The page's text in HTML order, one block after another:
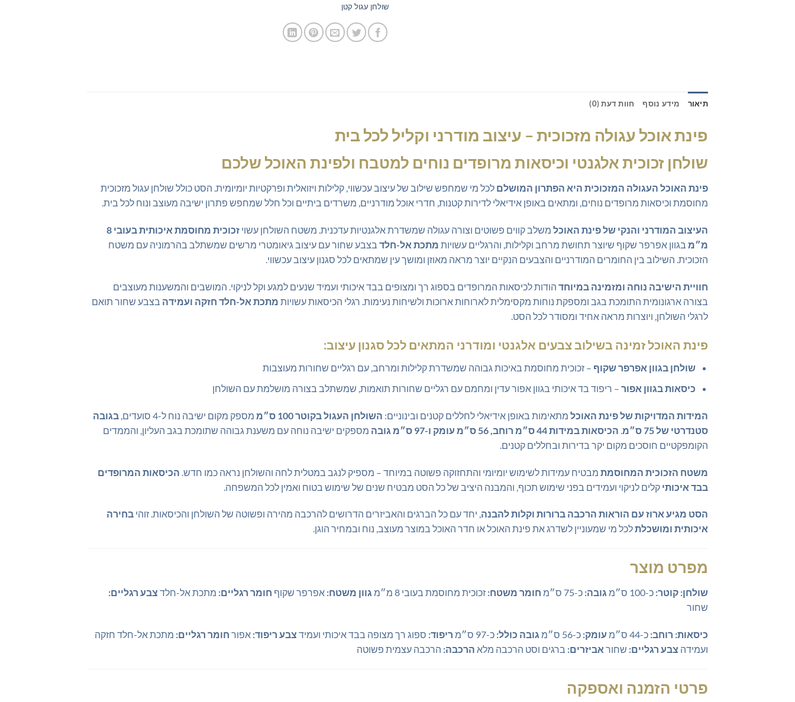
שולחן עגול קטן
תיאור מידע נוסף חוות דעת (0)
פינת אוכל עגולה מזכוכית – עיצוב מודרני וקליל לכל בית
שולחן זכוכית אלגנטי וכיסאות מרופדים נוחים למטבח ולפינת האוכל שלכם
פינת האוכל העגולה המזכוכית היא הפתרון המושלם לכל מי שמחפש שילוב של עיצוב עכשווי, קלילות ויזואלית ופרקטיות יומיומית. הסט כולל שולחן עגול מזכוכית
מחוסמת וכיסאות מרופדים נוחים, ומתאים באופן אידיאלי לדירות קטנות, חדרי אוכל מודרניים, משרדים ביתיים וכל חלל שמחפש פתרון ישיבה מעוצב ונוח לכל בית.
העיצוב המודרני והנקי של פינת האוכל משלב קווים פשוטים וצורה עגולה שמשדרת אלגנטיות עדכנית. משטח השולחן עשוי
זכוכית מחוסמת איכותית בעובי 8
מ״מ בגוון אפרפר שקוף שיוצר תחושת מרחב וקלילות, והרגליים עשויות מתכת אל-חלד בצבע שחור עם עיצוב גיאומטרי מרשים שמשתלב בהרמוניה עם משטח
הזכוכית. השילוב בין החומרים המודרניים והצבעים הנקיים יוצר מראה מאוזן ומושך עין שמתאים לכל סגנון עיצוב עכשווי.
חוויית הישיבה נוחה ומזמינה במיוחד הודות לכיסאות המרופדים בספוג רך ומצופים בבד איכותי ועמיד שנעים למגע וקל לניקוי. המושבים והמשענות מעוצבים
בצורה ארגונומית התומכת בגב ומספקת נוחות מקסימלית לארוחות ארוכות ולשיחות נעימות. רגלי הכיסאות עשויות מתכת אל-חלד חזקה ועמידה בצבע שחור תואם
לרגלי השולחן, ויוצרות מראה אחיד ומסודר לכל הסט.
פינת האוכל זמינה בשילוב צבעים אלגנטי ומודרני המתאים לכל סגנון עיצוב:
שולחן בגוון אפרפר שקוף – זכוכית מחוסמת באיכות גבוהה שמשדרת קלילות ומרחב, עם רגליים שחורות מעוצבות
כיסאות בגוון אפור– ריפוד בד איכותי בגוון אפור עדין ומחמם עם רגליים שחורות תואמות, שמשתלב בצורה מושלמת עם השולחן
המידות המדויקות של פינת האוכל מתאימות באופן אידיאלי לחללים קטנים ובינוניים: השולחן העגול בקוטר 100 ס״מ מספק מקום ישיבה נוח ל-4 סועדים,
בגובה
סטנדרטי של 75 ס״מ
הכיסאות במידות 44 ס״מ רוחב, 56 ס״מ עומק ו-97 ס״מ גובה
מספקים ישיבה נוחה עם משענת גבוהה שתומכת בגב העליון, והממדים
הקומפקטיים חוסכים מקום יקר בדירות ובחללים קטנים.
משטח הזכוכית המחוסמת מבטיח עמידות לשימוש יומיומי והתחזוקה פשוטה במיוחד – מספיק לנגב במטלית לחה והשולחן נראה כמו חדש. הכיסאות המרופדים
בבד איכותי קלים לניקוי ועמידים בפני שימוש תכוף, והמבנה היציב של כל הסט מבטיח שנים של שימוש בטוח ואמין לכל המשפחה.
הסט מגיע ארוז עם הוראות הרכבה ברורות וקלות להבנה, יחד עם כל הברגים והאביזרים הדרושים להרכבה מהירה ופשוטה של השולחן והכיסאות. זוהי בחירה
איכותית ומושכלתלכל מי שמעוניין לשדרג את פינת האוכל או חדר האוכל במוצר מעוצב, נוח ובמחיר הוגן.
מפרט מוצר
שולחן: קוטר: כ-100 ס״מ גובה: כ-75 ס״מ חומר משטח: זכוכית מחוסמת בעובי 8 מ״מ גוון משטח: אפרפר שקוף חומר רגליים: מתכת אל-חלד צבע רגליים:
שחור
כיסאות: רוחב: כ-44 ס״מ עומק: כ-56 ס״מ גובה כולל: כ-97 ס״מ ריפוד: ספוג רך מצופה בבד איכותי ועמיד צבע ריפוד: אפור חומר רגליים: מתכת אל-חלד חזקה
ועמידה צבע רגליים: שחור אביזרים: ברגים וסט הרכבה מלא הרכבה: הרכבה עצמית פשוטה
פרטי הזמנה ואספקה